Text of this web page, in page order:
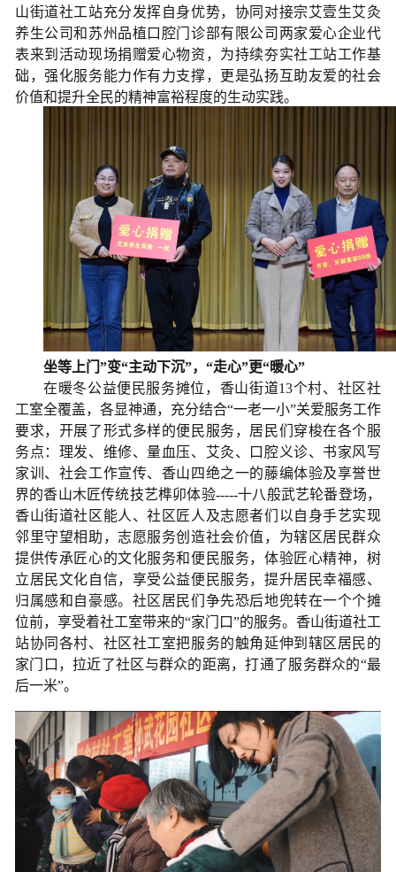
山街道社工站充分发挥自身优势，协同对接宗艾壹生艾灸
养生公司和苏州品植口腔门诊部有限公司两家爱心企业代
表来到活动现场捐赠爱心物资，为持续夯实社工站工作基
础，强化服务能力作有力支撑，更是弘扬互助友爱的社会
价值和提升全民的精神富裕程度的生动实践。
坐等上门”变“主动下沉”，“走心”更“暖心”
在暖冬公益便民服务摊位，香山街道13个村、社区社
工室全覆盖，各显神通，充分结合“一老一小”关爱服务工作
要求，开展了形式多样的便民服务，居民们穿梭在各个服
务点：理发、维修、量血压、艾灸、口腔义诊、书家风写
家训、社会工作宣传、香山四绝之一的藤编体验及享誉世
界的香山木匠传统技艺榫卯体验-----十八般武艺轮番登场，
香山街道社区能人、社区匠人及志愿者们以自身手艺实现
邻里守望相助，志愿服务创造社会价值，为辖区居民群众
提供传承匠心的文化服务和便民服务，体验匠心精神，树
立居民文化自信，享受公益便民服务，提升居民幸福感、
归属感和自豪感。社区居民们争先恐后地兜转在一个个摊
位前，享受着社工室带来的“家门口”的服务。香山街道社工
站协同各村、社区社工室把服务的触角延伸到辖区居民的
家门口，拉近了社区与群众的距离，打通了服务群众的“最
后一米”。